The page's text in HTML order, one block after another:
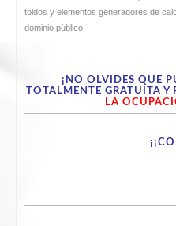
toldos y elementos generadores de
dominio público.
¡NO OLVIDES QUE
TOTALMENTE GRATUITA Y
LA